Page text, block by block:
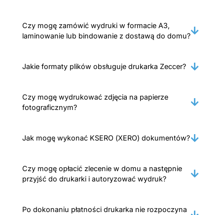
Czy mogę zamówić wydruki w formacie A3,
laminowanie lub bindowanie z dostawą do domu?
Jakie formaty plików obsługuje drukarka Zeccer?
Czy mogę wydrukować zdjęcia na papierze
fotograficznym?
Jak mogę wykonać KSERO (XERO) dokumentów?
Czy mogę opłacić zlecenie w domu a następnie
przyjść do drukarki i autoryzować wydruk?
Po dokonaniu płatności drukarka nie rozpoczyna